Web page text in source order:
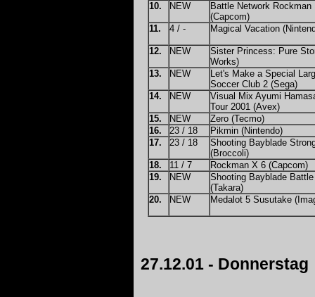
10.
NEW
Battle Network Rockman
(Capcom)
11.
4 / - Magical Vacation
12. NEW
Sister Princess: Pure
Works)
13.
NEW
Let's Make a Special
Soccer Club 2 (Sega)
14.
NEW
Visual Mix Ayumi
Tour 2001 (Avex)
15.
NEW
Zero (Tecmo)
16.
23 / 18
Pikmin (Nintendo)
17.
23 / 18
Shooting Bayblade
(Broccoli)
18.
11 / 7
Rockman X 6 (Capcom)
19.
NEW
Shooting Bayblade
(Takara)
20.
NEW Medalot 5 Susutake
27.12.01 - Donnerstag